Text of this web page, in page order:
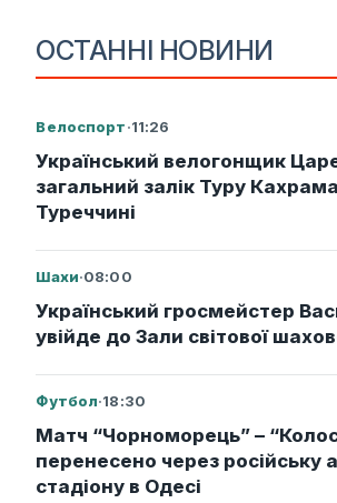
ОСТАННІ НОВИНИ
Велоспорт·11:26
Український велогонщик
загальний залік Туру
Туреччині
Шахи·08:00
Український гросмейстер
увійде до Зали світової
Футбол·18:30
Матч “Чорноморець” –
перенесено через російську
стадіону в Одесі